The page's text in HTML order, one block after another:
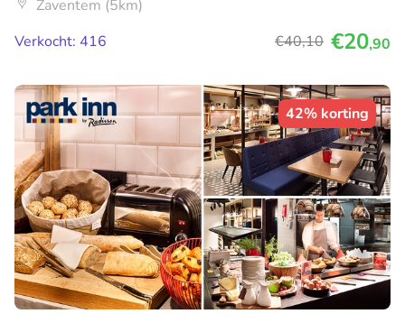
Zaventem (5km)
Verkocht: 416
€40,10 €20,90
42% korting